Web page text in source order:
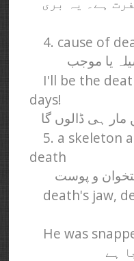
ہے۔ یہ بری
4. cause of
یا موجب
I'll be the
days!
مار ہی ڈالوں گا
5. a skeleton
death
و پوست
death's jaw,
He was
ہے